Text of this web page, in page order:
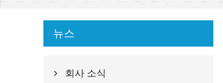
뉴스
 회사 소식